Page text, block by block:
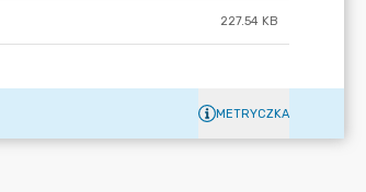
227.54 KB
METRYCZKA